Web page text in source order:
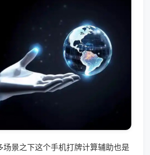
场景之下这个手机打牌计算辅助也是